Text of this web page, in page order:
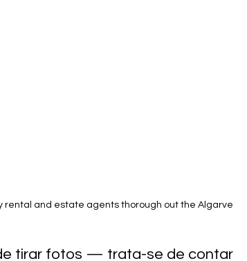
rental and estate agents thorough out the Algarve
tirar fotos — trata-se de contar